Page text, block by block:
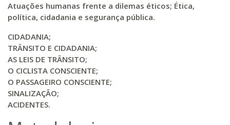
Atuações humanas frente a dilemas éticos; Ética,
política, cidadania e segurança pública.
CIDADANIA;
TRÂNSITO E CIDADANIA;
AS LEIS DE TRÂNSITO;
O CICLISTA CONSCIENTE;
O PASSAGEIRO CONSCIENTE;
SINALIZAÇÃO;
ACIDENTES.